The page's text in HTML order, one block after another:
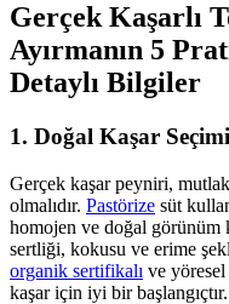
Gerçek Kaşarlı
Ayırmanın 5
Detaylı Bilgiler
1. Doğal Kaşar
Gerçek kaşar peyniri,
olmalıdır. Pastörize süt
homojen ve doğal görünüm
sertliği, kokusu ve erime
organik sertifikalı ve
kaşar için iyi bir başlangıçtır.